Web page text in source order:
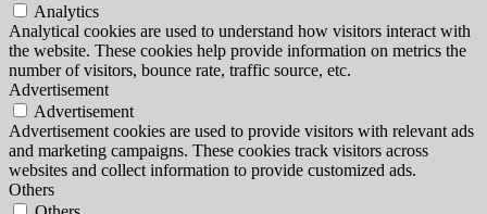
Analytics
Analytical cookies are used to understand how visitors interact with
the website. These cookies help provide information on metrics the
number of visitors, bounce rate, traffic source, etc.
Advertisement
Advertisement
Advertisement cookies are used to provide visitors with relevant ads
and marketing campaigns. These cookies track visitors across
websites and collect information to provide customized ads.
Others